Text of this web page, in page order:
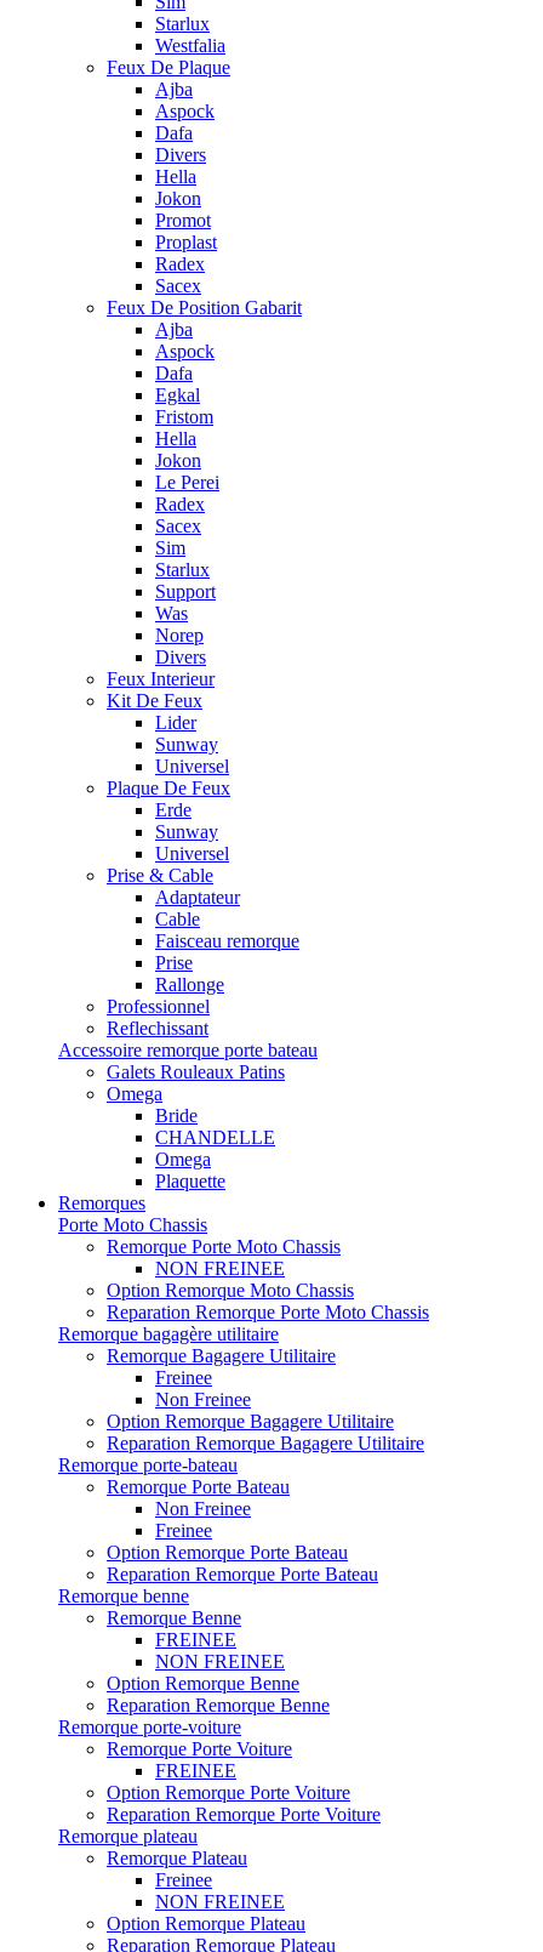
Starlux
Westfalia
Feux De Plaque
Ajba
Aspock
Dafa
Divers
Hella
Jokon
Promot
Proplast
Radex
Sacex
Feux De Position Gabarit
Ajba
Aspock
Dafa
Egkal
Fristom
Hella
Jokon
Le Perei
Radex
Sacex
Sim
Starlux
Support
Was
Norep
Divers
Feux Interieur
Kit De Feux
Lider
Sunway
Universel
Plaque De Feux
Erde
Sunway
Universel
Prise & Cable
Adaptateur
Cable
Faisceau remorque
Prise
Rallonge
Professionnel
Reflechissant
Accessoire remorque porte bateau
Galets Rouleaux Patins
Omega
Bride
CHANDELLE
Omega
Plaquette
Remorques
Porte Moto Chassis
Remorque Porte Moto Chassis
NON FREINEE
Option Remorque Moto Chassis
Reparation Remorque Porte Moto Chassis
Remorque bagagère utilitaire
Remorque Bagagere Utilitaire
Freinee
Non Freinee
Option Remorque Bagagere Utilitaire
Reparation Remorque Bagagere Utilitaire
Remorque porte-bateau
Remorque Porte Bateau
Non Freinee
Freinee
Option Remorque Porte Bateau
Reparation Remorque Porte Bateau
Remorque benne
Remorque Benne
FREINEE
NON FREINEE
Option Remorque Benne
Reparation Remorque Benne
Remorque porte-voiture
Remorque Porte Voiture
FREINEE
Option Remorque Porte Voiture
Reparation Remorque Porte Voiture
Remorque plateau
Remorque Plateau
Freinee
NON FREINEE
Option Remorque Plateau
Reparation Remorque Plateau